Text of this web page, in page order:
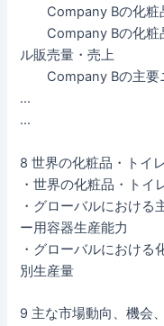
Company Bの化粧
Company Bの化粧
ル販売量・売上
Company Bの主要
…
…
8 世界の化粧品・トイ
・世界の化粧品・トイ
・グローバルにおける
ー用容器生産能力
・グローバルにおける
別生産量
9 主な市場動向、機会